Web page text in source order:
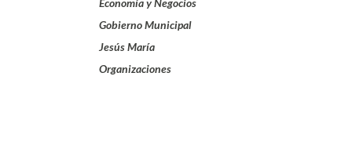
Economía y Negocios
Gobierno Municipal
Jesús María
Organizaciones